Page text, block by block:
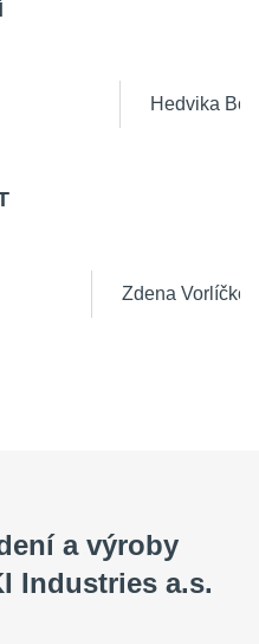
Hedvika
Zdena
a výroby
Industries a.s.